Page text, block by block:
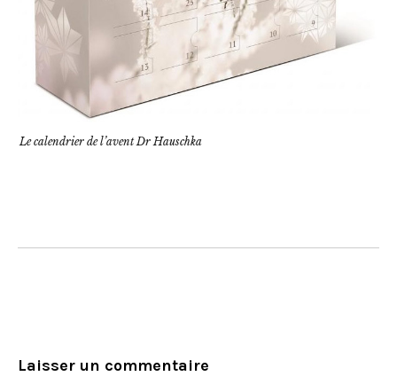
Le calendrier de l’avent Dr Hauschka
Laisser un commentaire